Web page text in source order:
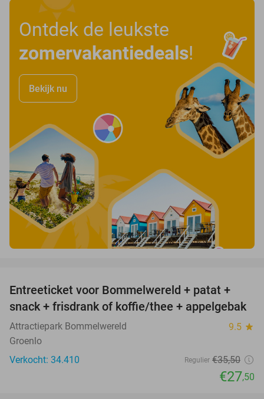
Ontdek de leukste
zomervakantiedeals!
Bekijk nu
23%
Entreeticket voor Bommelwereld + patat +
snack + frisdrank of koffie/thee + appelgebak
Attractiepark Bommelwereld 9.5 star
Groenlo
Verkocht: 34.410
Regulier €35,50
€27,50